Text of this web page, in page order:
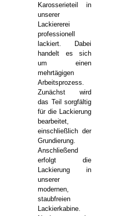
Karosserieteil in
unserer
Lackiererei
professionell
lackiert. Dabei
handelt es sich
um einen
mehrtägigen
Arbeitsprozess.
Zunächst wird
das Teil sorgfältig
für die Lackierung
bearbeitet,
einschließlich der
Grundierung.
Anschließend
erfolgt die
Lackierung in
unserer
modernen,
staubfreien
Lackierkabine.